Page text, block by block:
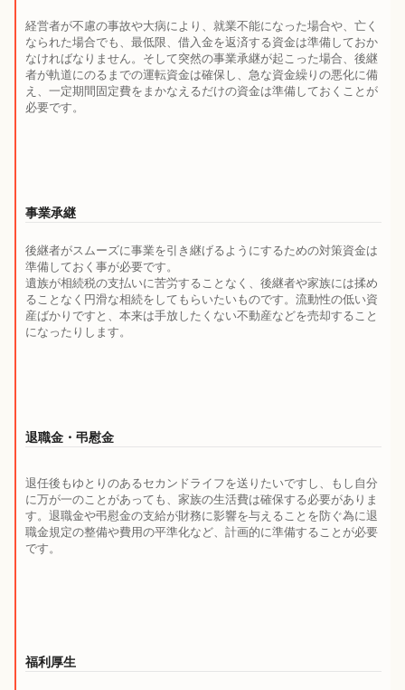
経営者が不慮の事故や大病により、就業不能になった場合や、亡く
なられた場合でも、最低限、借入金を返済する資金は準備しておか
なければなりません。そして突然の事業承継が起こった場合、後継
者が軌道にのるまでの運転資金は確保し、急な資金繰りの悪化に備
え、一定期間固定費をまかなえるだけの資金は準備しておくことが
必要です。
事業承継
後継者がスムーズに事業を引き継げるようにするための対策資金は
準備しておく事が必要です。
遺族が相続税の支払いに苦労することなく、後継者や家族には揉め
ることなく円滑な相続をしてもらいたいものです。流動性の低い資
産ばかりですと、本来は手放したくない不動産などを売却すること
になったりします。
退職金・弔慰金
退任後もゆとりのあるセカンドライフを送りたいですし、もし自分
に万が一のことがあっても、家族の生活費は確保する必要がありま
す。退職金や弔慰金の支給が財務に影響を与えることを防ぐ為に退
職金規定の整備や費用の平準化など、計画的に準備することが必要
です。
福利厚生